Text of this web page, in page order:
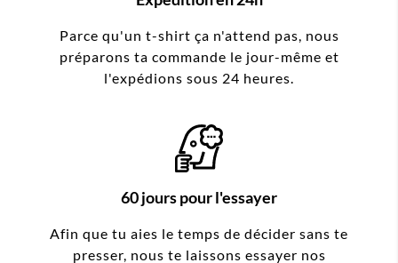
Parce qu'un t-shirt ça n'attend pas, nous
préparons ta commande le jour-même et
l'expédions sous 24 heures.
60 jours pour l'essayer
Afin que tu aies le temps de décider sans te
presser, nous te laissons essayer nos